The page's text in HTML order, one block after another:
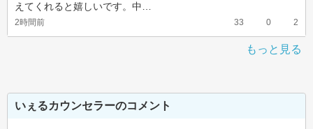
えてくれると嬉しいです。中…
2時間前 33 0 2
もっと見る
いぇるカウンセラーのコメント